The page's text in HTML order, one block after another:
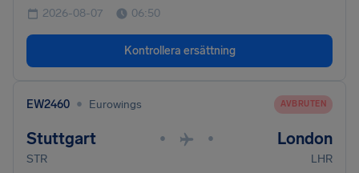
2026-08-07 06:50
Kontrollera ersättning
EW2460 • Eurowings AVBRUTEN
Stuttgart • • London
STR LHR